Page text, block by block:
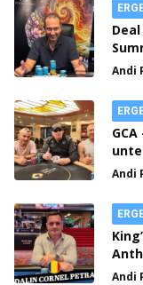
Andi
Andi
Andi